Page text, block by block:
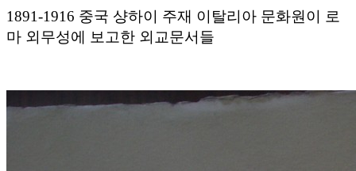
1891-1916 중국 샹하이 주재 이탈리아 문화원이 로
마 외무성에 보고한 외교문서들